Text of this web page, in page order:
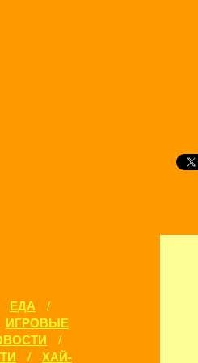
ЕДА
/
ИГРОВЫЕ
/
/ ХАЙ-